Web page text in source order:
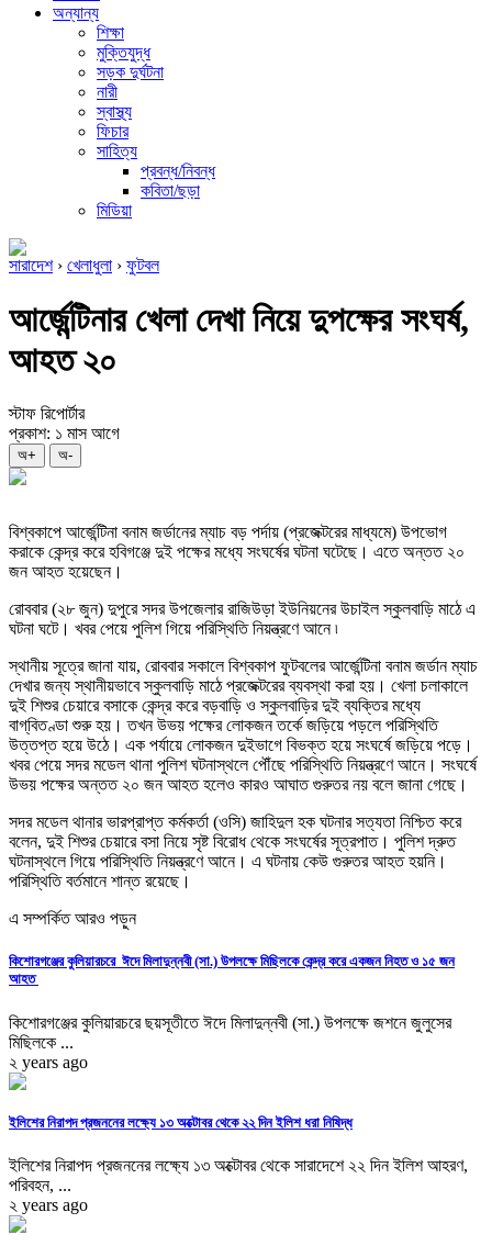
অন্যান্য
শিক্ষা
মুক্তিযুদ্ধ
সড়ক দুর্ঘটনা
নারী
স্বাস্থ্য
ফিচার
সাহিত্য
প্রবন্ধ/নিবন্ধ
কবিতা/ছড়া
মিডিয়া
সারাদেশ› খেলাধুলা › ফুটবল
আর্জেন্টিনার খেলা দেখা নিয়ে দুপক্ষের সংঘর্ষ,
আহত ২০
স্টাফ রিপোর্টার
প্রকাশ: ১ মাস আগে
অ+ অ-
বিশ্বকাপে আর্জেন্টিনা বনাম জর্ডানের ম্যাচ বড় পর্দায় (প্রজেক্টরের মাধ্যমে) উপভোগ
করাকে কেন্দ্র করে হবিগঞ্জে দুই পক্ষের মধ্যে সংঘর্ষের ঘটনা ঘটেছে। এতে অন্তত ২০
জন আহত হয়েছেন।
রোববার (২৮ জুন) দুপুরে সদর উপজেলার রাজিউড়া ইউনিয়নের উচাইল স্কুলবাড়ি মাঠে এ
ঘটনা ঘটে। খবর পেয়ে পুলিশ গিয়ে পরিস্থিতি নিয়ন্ত্রণে আনে ৷
স্থানীয় সূত্রে জানা যায়, রোববার সকালে বিশ্বকাপ ফুটবলের আর্জেন্টিনা বনাম জর্ডান ম্যাচ
দেখার জন্য স্থানীয়ভাবে স্কুলবাড়ি মাঠে প্রজেক্টরের ব্যবস্থা করা হয়। খেলা চলাকালে
দুই শিশুর চেয়ারে বসাকে কেন্দ্র করে বড়বাড়ি ও স্কুলবাড়ির দুই ব্যক্তির মধ্যে
বাগ্‌বিতণ্ডা শুরু হয়। তখন উভয় পক্ষের লোকজন তর্কে জড়িয়ে পড়লে পরিস্থিতি
উত্তপ্ত হয়ে উঠে। এক পর্যায়ে লোকজন দুইভাগে বিভক্ত হয়ে সংঘর্ষে জড়িয়ে পড়ে।
খবর পেয়ে সদর মডেল থানা পুলিশ ঘটনাস্থলে পৌঁছে পরিস্থিতি নিয়ন্ত্রণে আনে। সংঘর্ষে
উভয় পক্ষের অন্তত ২০ জন আহত হলেও কারও আঘাত গুরুতর নয় বলে জানা গেছে।
সদর মডেল থানার ভারপ্রাপ্ত কর্মকর্তা (ওসি) জাহিদুল হক ঘটনার সত্যতা নিশ্চিত করে
বলেন, দুই শিশুর চেয়ারে বসা নিয়ে সৃষ্ট বিরোধ থেকে সংঘর্ষের সূত্রপাত। পুলিশ দ্রুত
ঘটনাস্থলে গিয়ে পরিস্থিতি নিয়ন্ত্রণে আনে। এ ঘটনায় কেউ গুরুতর আহত হয়নি।
পরিস্থিতি বর্তমানে শান্ত রয়েছে।
এ সম্পর্কিত আরও পড়ুন
কিশোরগঞ্জের কুলিয়ারচরে ঈদে মিলাদুন্নবী (সা.) উপলক্ষে মিছিলকে কেন্দ্র করে একজন নিহত ও ১৫ জন
আহত
কিশোরগঞ্জের কুলিয়ারচরে ছয়সূতীতে ঈদে মিলাদুন্নবী (সা.) উপলক্ষে জশনে জুলুসের
মিছিলকে ...
২ years ago
ইলিশের নিরাপদ প্রজননের লক্ষ্যে ১৩ অক্টোবর থেকে ২২ দিন ইলিশ ধরা নিষিদ্ধ
ইলিশের নিরাপদ প্রজননের লক্ষ্যে ১৩ অক্টোবর থেকে সারাদেশে ২২ দিন ইলিশ আহরণ,
পরিবহন, ...
২ years ago